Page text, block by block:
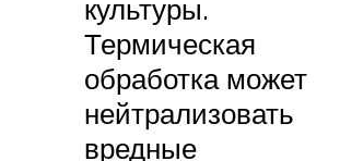
культуры.
Термическая
обработка может
нейтрализовать
вредные